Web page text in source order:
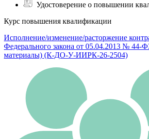
Удостоверение о повышении
Курс повышения квалификации
Исполнение/изменение/расторжение
Федерального закона от 05.04.2013 № 44-
материалы) (К-ДО-У-ИИРК-26-2504)